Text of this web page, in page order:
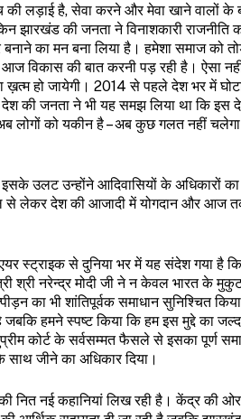
की लड़ाई है, सेवा करने और मेवा खाने वालों के
झारखंड की जनता ने विनाशकारी राजनीति
बनाने का मन बना लिया है। हमेशा समाज को
विकास की बात करनी पड़ रही है। ऐसा
ख़त्म हो जायेगी। 2014 से पहले देश भर में
देश की जनता ने भी यह समझ लिया था कि इस
अब लोगों को यकीन है – अब कुछ गलत नहीं
उलट उन्होंने आदिवासियों के अधिकारों का
से लेकर देश की आजादी में योगदान और आज
स्ट्राइक से दुनिया भर में यह संदेश गया है
श्री नरेन्द्र मोदी जी ने न केवल भारत के
का भी शांतिपूर्वक समाधान सुनिश्चित
जबकि हमने स्पष्ट किया कि हम इस मुद्दे का
कोर्ट के सर्वसम्मत फैसले से इसका पूर्ण
जीने का अधिकार दिया।
नित नई कहानियां लिख रही है। केंद्र की